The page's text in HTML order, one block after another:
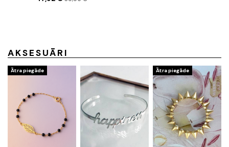
AKSESUĀRI
Ātra piegāde Ātra piegāde